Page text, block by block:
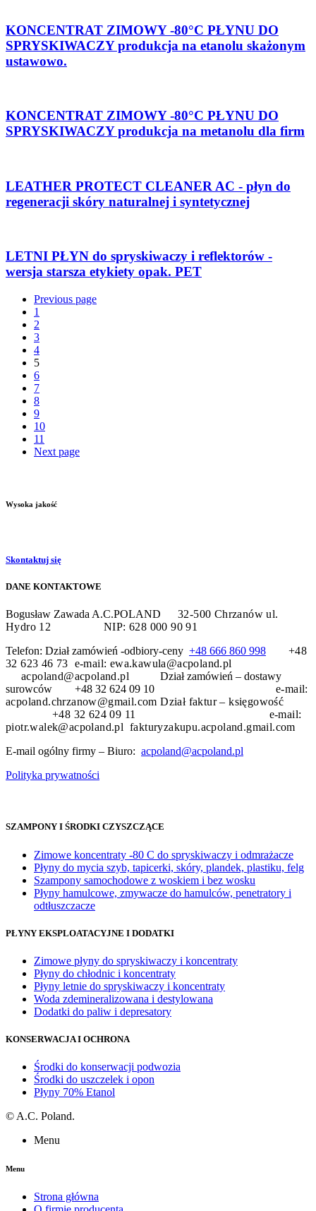
KONCENTRAT ZIMOWY -80°C PŁYNU DO
SPRYSKIWACZY produkcja na etanolu skażonym
ustawowo.
KONCENTRAT ZIMOWY -80°C PŁYNU DO
SPRYSKIWACZY produkcja na metanolu dla firm
LEATHER PROTECT CLEANER AC - płyn do
regeneracji skóry naturalnej i syntetycznej
LETNI PŁYN do spryskiwaczy i reflektorów -
wersja starsza etykiety opak. PET
Previous page
1
2
3
4
5
6
7
8
9
10
11
Next page
Wysoka jakość
Skontaktuj się
DANE KONTAKTOWE
Bogusław Zawada A.C.POLAND 32-500 Chrzanówul.
Hydro 12NIP: 628 000 90 91
Telefon: Dział zamówień -odbiory-ceny +48 666 860 998
+48
32 623 46 73 e-mail: ewa.kawula@acpoland.pl
acpoland@acpoland.pl Dział zamówień – dostawy
surowców +48 32 624 09 10 e-mail:
acpoland.chrzanow@gmail.comDział faktur – księgowość
+48 32 624 09 11 e-mail:
piotr.walek@acpoland.pl fakturyzakupu.acpoland.gmail.com
E-mail ogólny firmy – Biuro: acpoland@acpoland.pl
Polityka prywatności
SZAMPONY I ŚRODKI CZYSZCZĄCE
Zimowe koncentraty -80 C do spryskiwaczy i odmrażacze
Płyny do mycia szyb, tapicerki, skóry, plandek, plastiku, felg
Szampony samochodowe z woskiem i bez wosku
Płyny hamulcowe, zmywacze do hamulców, penetratory i
odtłuszczacze
PŁYNY EKSPLOATACYJNE I DODATKI
Zimowe płyny do spryskiwaczy i koncentraty
Płyny do chłodnic i koncentraty
Płyny letnie do spryskiwaczy i koncentraty
Woda zdemineralizowana i destylowana
Dodatki do paliw i depresatory
KONSERWACJA I OCHRONA
Środki do konserwacji podwozia
Środki do uszczelek i opon
Płyny 70% Etanol
© A.C. Poland.
Menu
Menu
Strona główna